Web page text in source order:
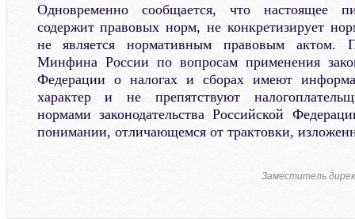
Одновременно сообщается, что настоящее
содержит правовых норм, не конкретизирует
не является нормативным правовым актом.
Минфина России по вопросам применения
Федерации о налогах и сборах имеют
характер и не препятствуют
нормами законодательства Российской
понимании, отличающемся от трактовки,
Заместитель